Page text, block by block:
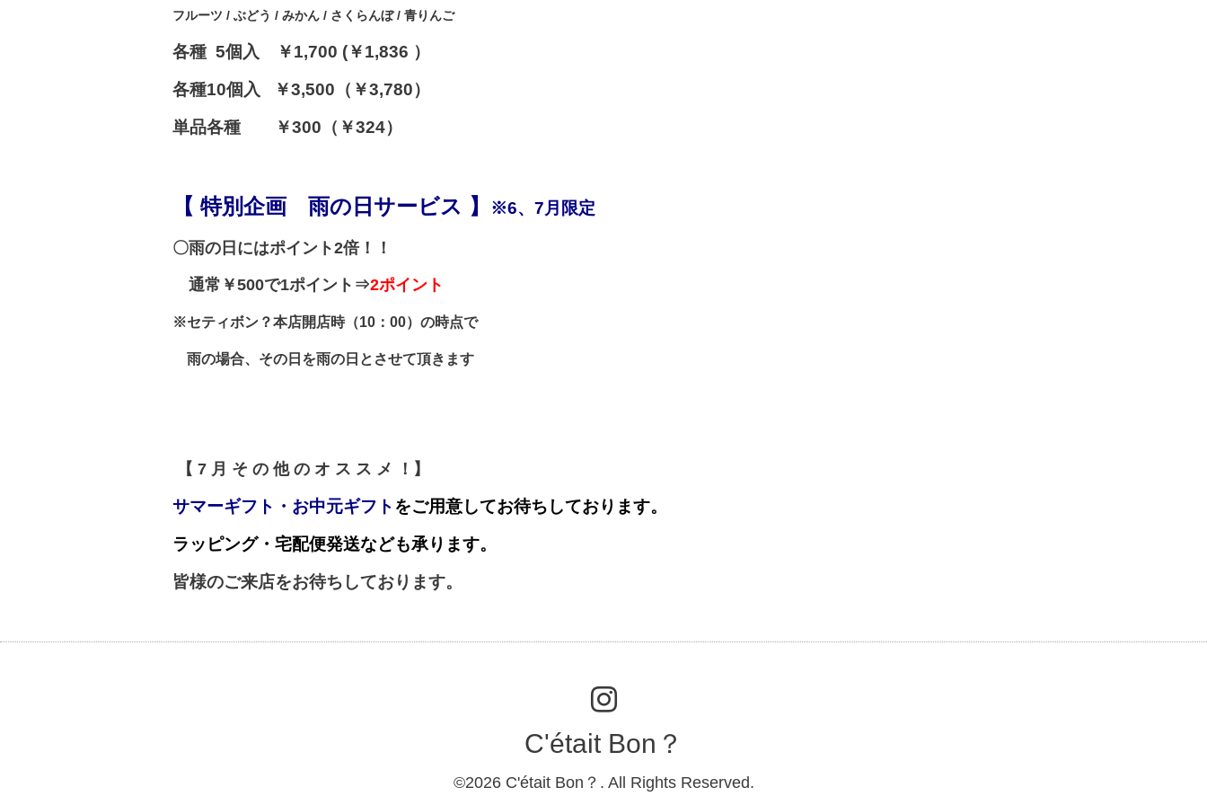
フルーツ / ぶどう / みかん / さくらんぼ / 青りんご
各種 5個入 ￥1,700 (￥1,836 ）
各種10個入
￥3,500 （￥3,780）
単品各種 ￥300（￥324）
【 特別企画 雨の日サービス 】 ※6、7月限定
〇雨の日にはポイント2倍！！
通常￥500で1ポイント⇒2ポイント
※セティボン？本店開店時（10：00）の時点で
雨の場合、その日を雨の日とさせて頂きます
【 7 月 そ の 他 の オ ス ス メ ！】
サマーギフト・お中元ギフト をご用意してお待ちしております。
ラッピング・宅配便発送なども承ります。
皆様のご来店をお待ちしております。
C'était Bon？
©2026 C'était Bon？ . All Rights Reserved.